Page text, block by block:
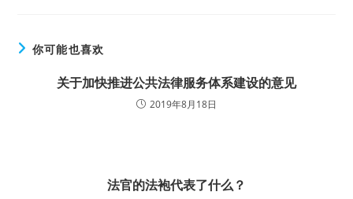
你可能也喜欢
关于加快推进公共法律服务体系建设的意见
2019年8月18日
法官的法袍代表了什么？